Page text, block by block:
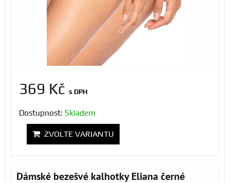
369 Kč s DPH
Dostupnost: Skladem
ZVOLTE VARIANTU
Dámské bezešvé kalhotky Eliana černé